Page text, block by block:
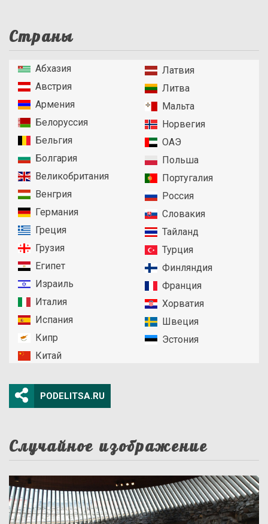
Страны
Абхазия
Австрия
Армения
Белоруссия
Бельгия
Болгария
Великобритания
Венгрия
Германия
Греция
Грузия
Египет
Израиль
Италия
Испания
Кипр
Китай
Латвия
Литва
Мальта
Норвегия
ОАЭ
Польша
Португалия
Россия
Словакия
Тайланд
Турция
Финляндия
Франция
Хорватия
Швеция
Эстония
PODELITSA.RU
Случайное изображение